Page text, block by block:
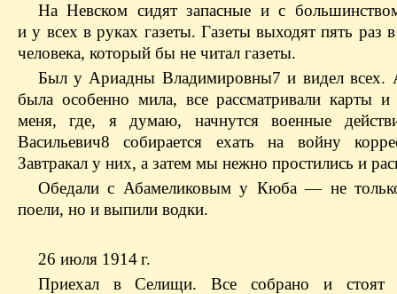
На Невском сидят запасные и с
и у всех в руках газеты. Газеты выходят пять раз
человека, который бы не читал газеты.
Был у Ариадны Владимировны7 и видел всех.
была особенно мила, все рассматривали карты и
меня, где, я думаю, начнутся военные
Васильевич8 собирается ехать на войну
Завтракал у них, а затем мы нежно простились и
Обедали с Абамеликовым у Кюба — не
поели, но и выпили водки.
26 июля 1914 г.
Приехал в Селищи. Все собрано и стоят